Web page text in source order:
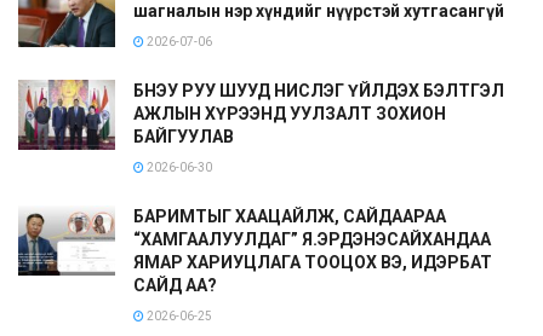
шагналын нэр хүндийг нүүрстэй хутгасангүй
2026-07-06
БНЭУ РУУ ШУУД НИСЛЭГ ҮЙЛДЭХ БЭЛТГЭЛ
АЖЛЫН ХҮРЭЭНД УУЛЗАЛТ ЗОХИОН
БАЙГУУЛАВ
2026-06-30
БАРИМТЫГ ХААЦАЙЛЖ, САЙДААРАА
“ХАМГААЛУУЛДАГ” Я.ЭРДЭНЭСАЙХАНДАА
ЯМАР ХАРИУЦЛАГА ТООЦОХ ВЭ, ИДЭРБАТ
САЙД АА?
2026-06-25